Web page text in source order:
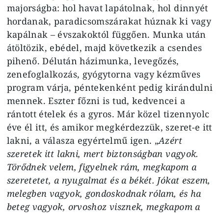
majorságba: hol havat lapátolnak, hol dinnyét
hordanak, paradicsomszárakat húznak ki vagy
kapálnak – évszakoktól függően. Munka után
átöltözik, ebédel, majd következik a csendes
pihenő. Délután házimunka, levegőzés,
zenefoglalkozás, gyógytorna vagy kézműves
program várja, péntekenként pedig kirándulni
mennek. Eszter főzni is tud, kedvencei a
rántott ételek és a gyros. Már közel tizennyolc
éve él itt, és amikor megkérdezzük, szeret-e itt
lakni, a válasza egyértelmű igen. „Azért
szeretek itt lakni, mert biztonságban vagyok.
Törődnek velem, figyelnek rám, megkapom a
szeretetet, a nyugalmat és a békét. Jókat eszem,
melegben vagyok, gondoskodnak rólam, és ha
beteg vagyok, orvoshoz visznek, megkapom a